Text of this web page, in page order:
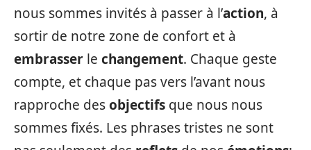
nous sommes invités à passer à l’action, à
sortir de notre zone de confort et à
embrasser le changement. Chaque geste
compte, et chaque pas vers l’avant nous
rapproche desobjectifs que nous nous
sommes fixés. Les phrases tristes ne sont